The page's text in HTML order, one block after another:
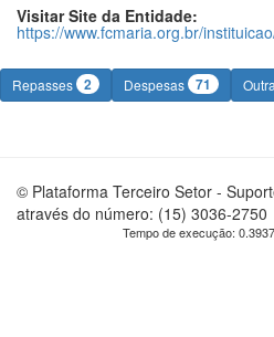
Visitar Site da Entidade:
https://www.fcmaria.org.br/
Repasses 2 Despesas 71
© Plataforma Terceiro Setor -
através do número: (15) 3036-2750
Tempo de execução: